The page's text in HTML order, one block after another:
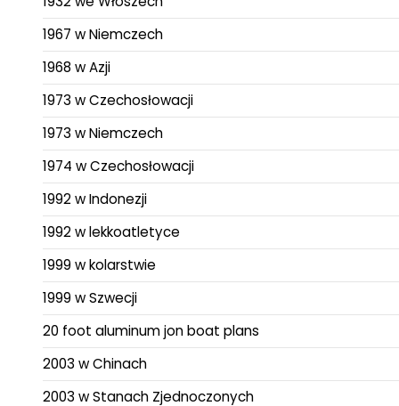
1967 w Niemczech
1968 w Azji
1973 w Czechosłowacji
1973 w Niemczech
1974 w Czechosłowacji
1992 w Indonezji
1992 w lekkoatletyce
1999 w kolarstwie
1999 w Szwecji
20 foot aluminum jon boat plans
2003 w Chinach
2003 w Stanach Zjednoczonych